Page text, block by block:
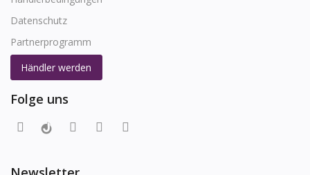
Datenschutz
Partnerprogramm
Händler werden
Folge uns